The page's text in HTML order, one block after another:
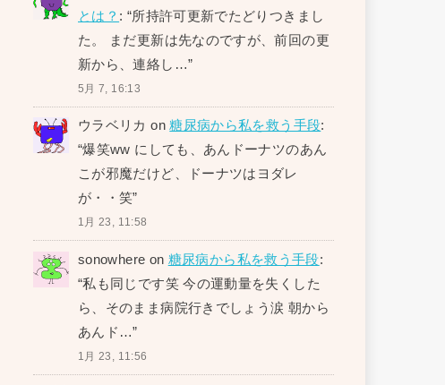
とは？ : “所持許可更新でたどりつきまし
た。 まだ更新は先なのですが、前回の更
新から、連絡し…”
5月 7, 16:13
ウラベリカ on糖尿病から私を救う手段:
“爆笑ww にしても、あんドーナツのあん
こが邪魔だけど、ドーナツはヨダレ
が・・笑”
1月 23, 11:58
sonowhere on 糖尿病から私を救う手段:
“私も同じです笑 今の運動量を失くした
ら、そのまま病院行きでしょう涙 朝から
あんド…”
1月 23, 11:56